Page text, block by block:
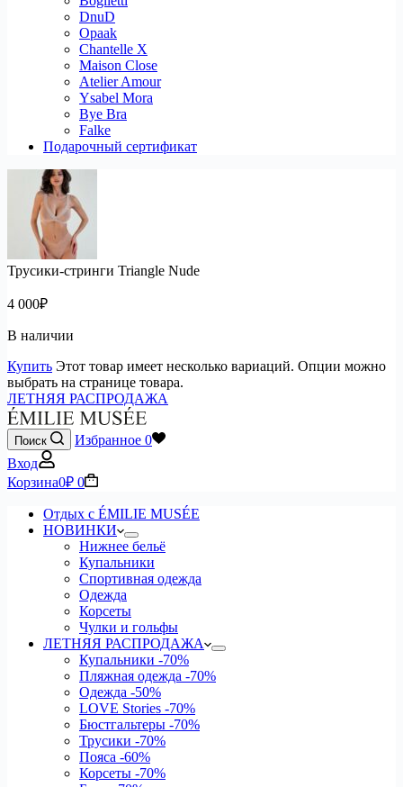
DnuD
Opaak
Chantelle X
Maison Close
Atelier Amour
Ysabel Mora
Bye Bra
Falke
Подарочный сертификат
Трусики-стринги Triangle Nude
4 000₽
В наличии
Купить Этот товар имеет несколько вариаций. Опции можно
выбрать на странице товара.
ЛЕТНЯЯ РАСПРОДАЖА
Поиск Избранное 0
Вход
Корзина0₽ 0
Отдых с ÉMILIE MUSÉE
НОВИНКИ
Нижнее бельё
Купальники
Спортивная одежда
Одежда
Корсеты
Чулки и гольфы
ЛЕТНЯЯ РАСПРОДАЖА
Купальники -70%
Пляжная одежда -70%
Одежда -50%
LOVE Stories -70%
Бюстгальтеры -70%
Трусики -70%
Пояса -60%
Корсеты -70%